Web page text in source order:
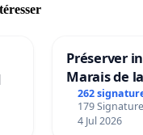
Préserver
Marais de
262
179
4 Jul 2026